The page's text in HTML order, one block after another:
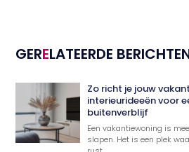
GERELATEERDE
Zo richt je jouw
interieurideeën voor
buitenverblijf
Een vakantiewoning is
slapen. Het is een plek